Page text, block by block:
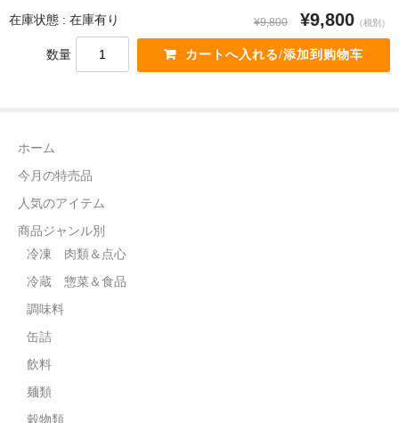
在庫状態 : 在庫有り ¥9,800 ¥9,800 （税別）
数量
ホーム
今月の特売品
人気のアイテム
商品ジャンル別
冷凍 肉類＆点心
冷蔵 惣菜＆食品
調味料
缶詰
飲料
麺類
穀物類